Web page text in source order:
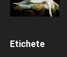
Etichete